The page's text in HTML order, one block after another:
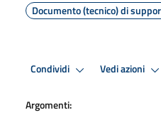
Documento (tecnico) di
Condividi Vedi azioni
Argomenti: